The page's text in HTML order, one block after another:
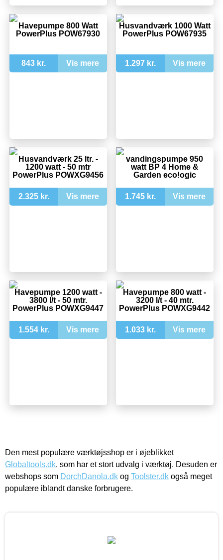
Havepumpe 800 Watt
PowerPlus POW67930
843 kr. Vis mere
Husvandværk 1000 Watt
PowerPlus POW67935
1.297 kr. Vis mere
Husvandværk 25 ltr. -
1200 watt - 50 mtr
PowerPlus POWXG9456
2.325 kr. Vis mere
vandingspumpe 950
watt BP 4 Home &
Garden eco!ogic
1.745 kr. Vis mere
Havepumpe 1200 watt -
3800 l/t - 50 mtr.
PowerPlus POWXG9447
1.554 kr. Vis mere
Havepumpe 800 watt -
3200 l/t - 40 mtr.
PowerPlus POWXG9442
1.033 kr. Vis mere
Den mest populære værktøjsshop er i øjeblikket
Globaltools.dk, som har et stort udvalg i værktøj. Desuden er
webshops som DorchDanola.dk og Toolster.dk også meget
populære iblandt danske forbrugere.